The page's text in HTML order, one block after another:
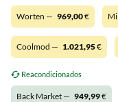
Worten — 969,00€
Coolmod — 1.021,95€
Reacondicionados
Back Market — 949,99€